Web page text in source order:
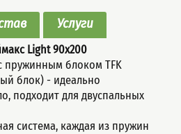
Услуги
Light 90x200
пружинным блoком TFK
блок) - идеально
подходит для двуспальных
система, каждая из пружин